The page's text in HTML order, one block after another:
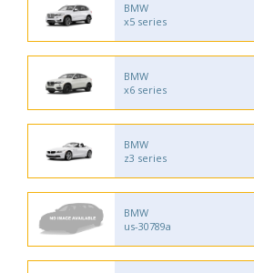
BMW
x5 series
BMW
x6 series
BMW
z3 series
BMW
us-30789a